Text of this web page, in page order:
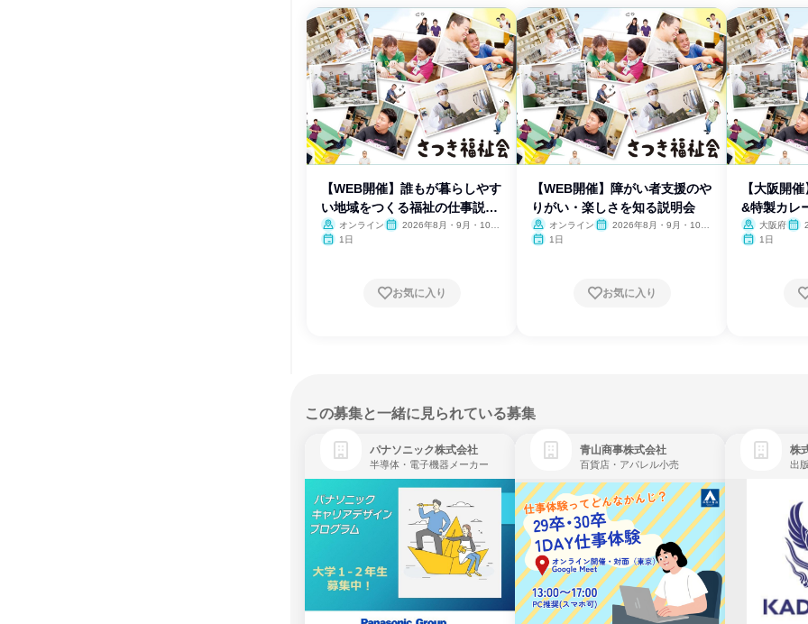
【WEB開催】誰もが暮らしやす
い地域をつくる福祉の仕事説明
会
オンライン
2026年8月・9月・10
1日
お気に入り
【WEB開催】障がい者支援のや
りがい・楽しさを知る説明会
オンライン
2026年8月・9月・10
1日
お気に入り
【大阪開
&特製カレ
学会大阪府
1日
この募集と一緒に見られている募集
パナソニック株式会社
半導体・電子機器メーカー
青山商事株式会社
百貨店・アパレル小売
株
出